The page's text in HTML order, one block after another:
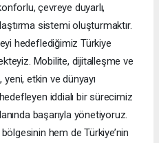
çevreye duyarlı,
sistemi oluşturmaktır.
hedeflediğimiz Türkiye
Mobilite, dijitalleşme ve
etkin ve dünyayı
iddialı bir sürecimiz
başarıyla yönetiyoruz.
hem de Türkiye’nin